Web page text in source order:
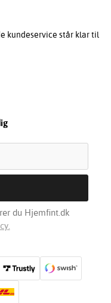
kundeservice står klar til
du Hjemfint.dk